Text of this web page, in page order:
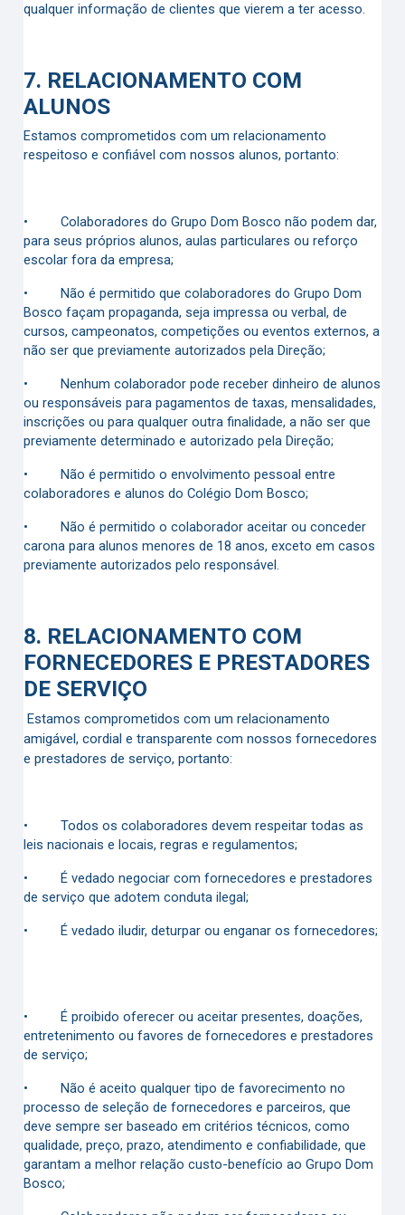
qualquer informação de clientes que vierem a ter acesso.
7. RELACIONAMENTO COM
ALUNOS
Estamos comprometidos com um relacionamento
respeitoso e confiável com nossos alunos, portanto:
•Colaboradores do Grupo Dom Bosco não podem dar,
para seus próprios alunos, aulas particulares ou reforço
escolar fora da empresa;
•Não é permitido que colaboradores do Grupo Dom
Bosco façam propaganda, seja impressa ou verbal, de
cursos, campeonatos, competições ou eventos externos, a
não ser que previamente autorizados pela Direção;
•Nenhum colaborador pode receber dinheiro de alunos
ou responsáveis para pagamentos de taxas, mensalidades,
inscrições ou para qualquer outra finalidade, a não ser que
previamente determinado e autorizado pela Direção;
•Não é permitido o envolvimento pessoal entre
colaboradores e alunos do Colégio Dom Bosco;
•Não é permitido o colaborador aceitar ou conceder
carona para alunos menores de 18 anos, exceto em casos
previamente autorizados pelo responsável.
8. RELACIONAMENTO COM
FORNECEDORES E PRESTADORES
DE SERVIÇO
Estamos comprometidos com um relacionamento
amigável, cordial e transparente com nossos fornecedores
e prestadores de serviço, portanto:
•Todos os colaboradores devem respeitar todas as
leis nacionais e locais, regras e regulamentos;
•É vedado negociar com fornecedores e prestadores
de serviço que adotem conduta ilegal;
•É vedado iludir, deturpar ou enganar os fornecedores;
•É proibido oferecer ou aceitar presentes, doações,
entretenimento ou favores de fornecedores e prestadores
de serviço;
•Não é aceito qualquer tipo de favorecimento no
processo de seleção de fornecedores e parceiros, que
deve sempre ser baseado em critérios técnicos, como
qualidade, preço, prazo, atendimento e confiabilidade, que
garantam a melhor relação custo-benefício ao Grupo Dom
Bosco;